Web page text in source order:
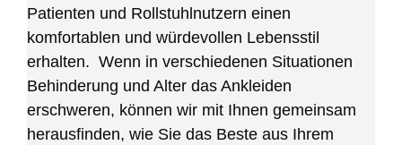
Patienten und Rollstuhlnutzern einen
komfortablen und würdevollen Lebensstil
erhalten. Wenn in verschiedenen Situationen
Behinderung und Alter das Ankleiden
erschweren, können wir mit Ihnen gemeinsam
herausfinden, wie Sie das Beste aus Ihrem